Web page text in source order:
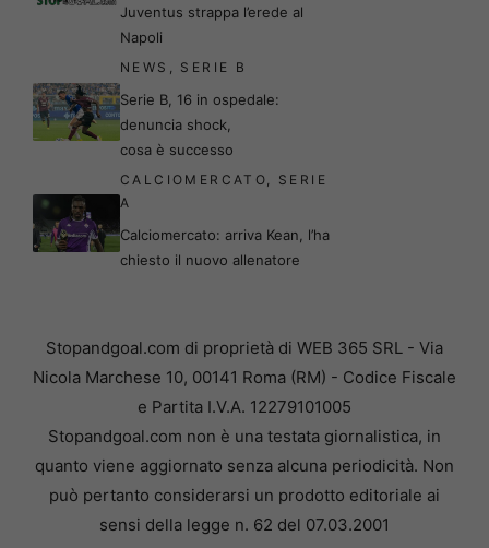
Juventus strappa l’erede al
Napoli
NEWS SERIE B
Serie B, 16 in ospedale:
denuncia shock,
cosa è successo
CALCIOMERCATO
SERIE
A
Calciomercato: arriva Kean, l’ha
chiesto il nuovo allenatore
Stopandgoal.com di proprietà di WEB 365 SRL - Via
Nicola Marchese 10, 00141 Roma (RM) - Codice Fiscale
e Partita I.V.A. 12279101005
Stopandgoal.com non è una testata giornalistica, in
quanto viene aggiornato senza alcuna periodicità. Non
può pertanto considerarsi un prodotto editoriale ai
sensi della legge n. 62 del 07.03.2001